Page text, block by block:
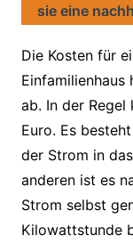
sie eine
Die Kosten für
Einfamilienhaus
ab. In der
Euro. Es
der Strom in
anderen ist es
Strom selbst
Kilowattstunde